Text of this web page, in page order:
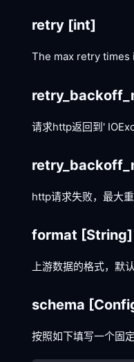
retry [int]
The max retry
请求http返回到'
http请求失败，最大
format [String]
上游数据的格式，默
schema
按照如下填写一个固